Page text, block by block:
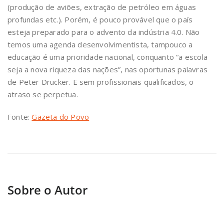
(produção de aviões, extração de petróleo em águas
profundas etc.). Porém, é pouco provável que o país
esteja preparado para o advento da indústria 4.0. Não
temos uma agenda desenvolvimentista, tampouco a
educação é uma prioridade nacional, conquanto “a escola
seja a nova riqueza das nações”, nas oportunas palavras
de Peter Drucker. E sem profissionais qualificados, o
atraso se perpetua.
Fonte:Gazeta do Povo
Sobre o Autor